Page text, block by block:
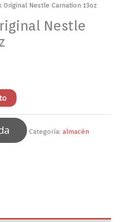
Nestle Carnation 13oz
Nestle
Categoría:almacén